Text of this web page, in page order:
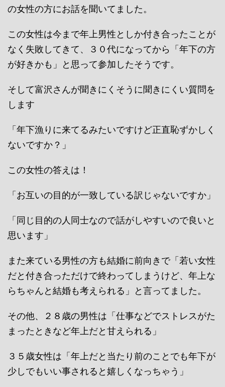
の女性の方にお話を聞いてました。
この女性は今まで年上男性としか付き合ったことが
なく失敗してきて、３０代になってから「年下の方
が好きかも」と思って参加したそうです。
そして富沢さんが聞きにくそうに聞きにくい質問を
します
「年下漁りに来てるみたいですけど正直恥ずかしく
ないですか？」
この女性の答えは！
「お互いの目的が一致している訳じゃないですか」
「同じ目的の人同士なので話がしやすいので良いと
思います」
また来ている男性の方も結婚に前向きで「若い女性
だと付き合っただけで終わってしまうけど、年上な
らちゃんと結婚も考えられる」と言ってました。
その他、２８歳の男性は「仕事などでストレスがた
まったときなど年上だと甘えられる」
３５歳女性は「年上だと当たり前のことでも年下が
少しでもいい事されると嬉しくなっちゃう」